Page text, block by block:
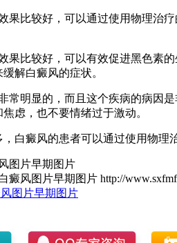
果比较好，可以通过使用物理治
果比较好，可以有效促进黑色素
解白癜风的症状。
常明显的，而且这个疾病的病因
虑，也不要情绪过于激动。
白癜风的患者可以通过使用物理
图片早期图片
癜风图片早期图片 http://
图片早期图片